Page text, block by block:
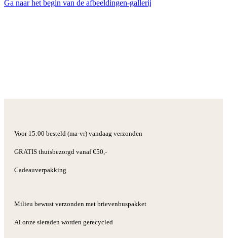
Ga naar het begin van de afbeeldingen-gallerij
Voor 15:00 besteld (ma-vr) vandaag verzonden
GRATIS thuisbezorgd vanaf €50,-
Cadeauverpakking
Milieu bewust verzonden met brievenbuspakket
Al onze sieraden worden gerecycled